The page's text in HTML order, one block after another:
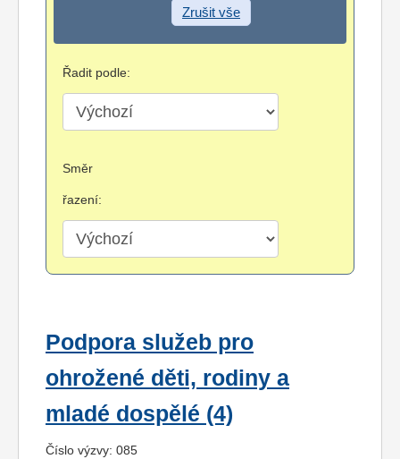
Zrušit vše
Řadit podle:
Směr
řazení:
Podpora služeb pro
ohrožené děti, rodiny a
mladé dospělé (4)
Číslo výzvy: 085